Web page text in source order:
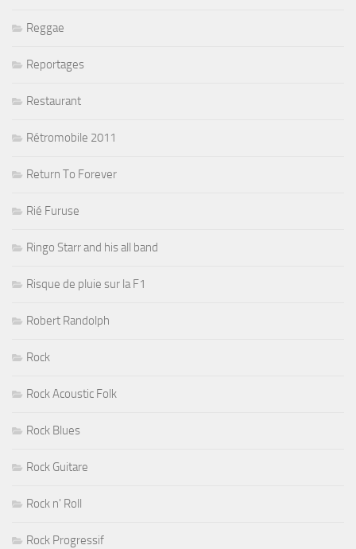
Reggae
Reportages
Restaurant
Rétromobile 2011
Return To Forever
Rié Furuse
Ringo Starr and his all band
Risque de pluie sur la F1
Robert Randolph
Rock
Rock Acoustic Folk
Rock Blues
Rock Guitare
Rock n' Roll
Rock Progressif